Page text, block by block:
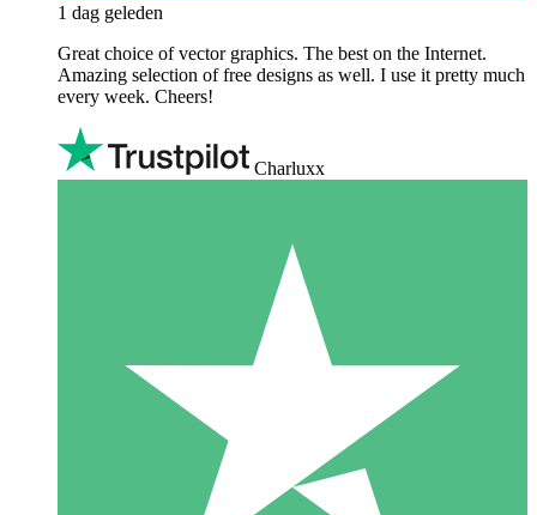
1 dag geleden
Great choice of vector graphics. The best on the Internet.
Amazing selection of free designs as well. I use it pretty much
every week. Cheers!
Charluxx